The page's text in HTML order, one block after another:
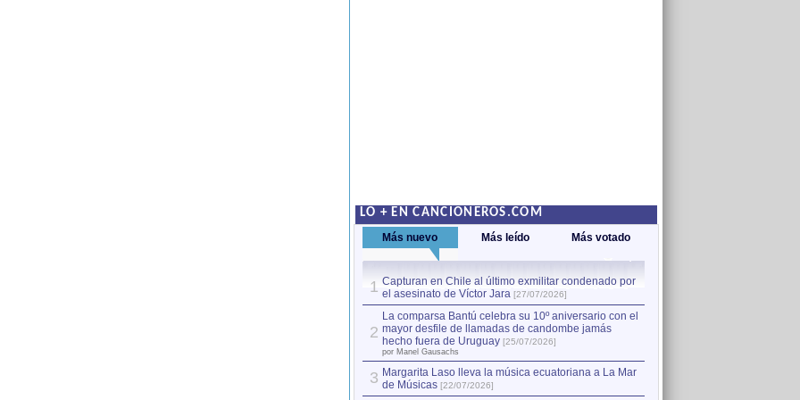
LO + EN CANCIONEROS.COM
Más nuevo Más leído Más votado
1 Capturan en Chile al último exmilitar condenado por
el asesinato de Víctor Jara [27/07/2026]
2
La comparsa Bantú celebra su 10º aniversario con el
mayor desfile de llamadas de candombe jamás
hecho fuera de Uruguay [25/07/2026]
por Manel Gausachs
3 Margarita Laso lleva la música ecuatoriana a La Mar
de Músicas [22/07/2026]